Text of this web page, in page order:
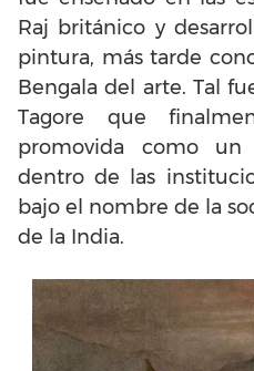
Raj británico y
pintura, más tarde
Bengala del arte. Tal
Tagore que
promovida como un
dentro de las
bajo el nombre de la
de la India.